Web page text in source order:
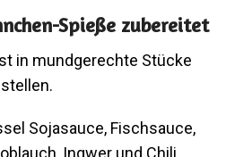
Spieße zubereitet
in mundgerechte Stücke
Sojasauce, Fischsauce,
Ingwer und Chili